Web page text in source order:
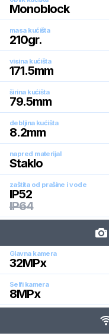
Monoblock
masa kućišta
210gr.
visina kućišta
171.5mm
širina kućišta
79.5mm
debljina kućišta
8.2mm
napred materijal
Staklo
zaštita od prašine i vode
IP52
IP64
Glavna kamera
32MPx
Selfi kamera
8MPx